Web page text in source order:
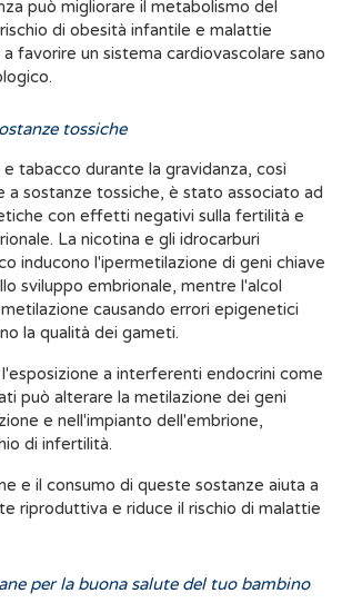
può migliorare il metabolismo del
di obesità infantile e malattie
favorire un sistema cardiovascolare sano
tossiche
e tabacco durante la gravidanza, così
a sostanze tossiche, è stato associato ad
con effetti negativi sulla fertilità e
La nicotina e gli idrocarburi
inducono l'ipermetilazione di geni chiave
sviluppo embrionale, mentre l'alcol
causando errori epigenetici
la qualità dei gameti.
a interferenti endocrini come
può alterare la metilazione dei geni
e nell'impianto dell'embrione,
di infertilità.
e il consumo di queste sostanze aiuta a
riproduttiva e riduce il rischio di malattie
per la buona salute del tuo bambino